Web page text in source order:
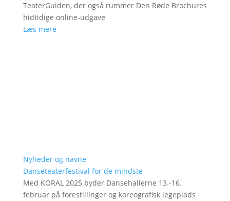
TeaterGuiden, der også rummer Den Røde Brochures
hidtidige online-udgave
Læs mere
Nyheder og navne
Danseteaterfestival for de mindste
Med KORAL 2025 byder Dansehallerne 13.-16.
februar på forestillinger og koreografisk legeplads